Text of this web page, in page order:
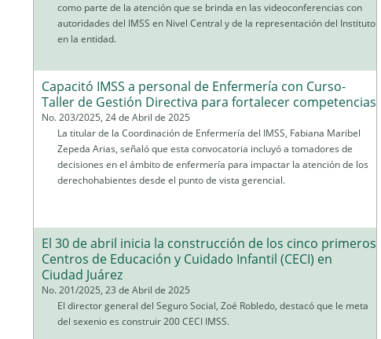
como parte de la atención que se brinda en las videoconferencias con
autoridades del IMSS en Nivel Central y de la representación del Instituto
en la entidad.
Capacitó IMSS a personal de Enfermería con Curso-
Taller de Gestión Directiva para fortalecer competencias
No. 203/2025, 24 de Abril de 2025
La titular de la Coordinación de Enfermería del IMSS, Fabiana Maribel
Zepeda Arias, señaló que esta convocatoria incluyó a tomadores de
decisiones en el ámbito de enfermería para impactar la atención de los
derechohabientes desde el punto de vista gerencial.
El 30 de abril inicia la construcción de los cinco primeros
Centros de Educación y Cuidado Infantil (CECI) en
Ciudad Juárez
No. 201/2025, 23 de Abril de 2025
El director general del Seguro Social, Zoé Robledo, destacó que le meta
del sexenio es construir 200 CECI IMSS.